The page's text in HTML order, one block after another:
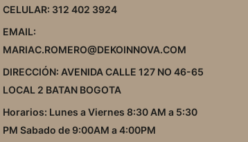
CELULAR: 312 402 3924
EMAIL:
MARIAC.ROMERO@DEKOINNOVA.COM
DIRECCIÓN: AVENIDA CALLE 127 NO 46-65
LOCAL 2 BATAN BOGOTA
Horarios: Lunes a Viernes 8:30 AM a 5:30
PM Sabado de 9:00AM a 4:00PM